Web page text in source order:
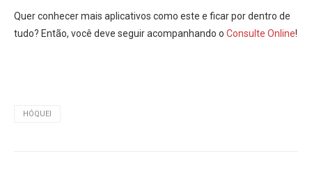
Quer conhecer mais aplicativos como este e ficar por dentro de
tudo? Então, você deve seguir acompanhando o Consulte Online!
HÓQUEI